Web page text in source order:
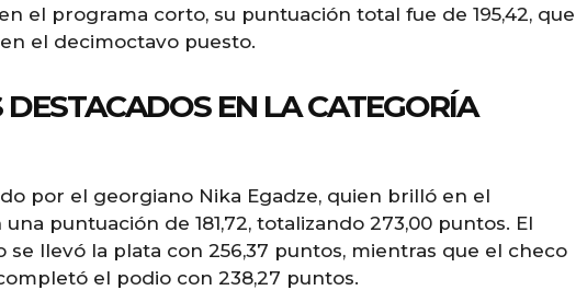
el programa corto, su puntuación total fue de 195,42, que
el decimoctavo puesto.
DESTACADOS EN LA CATEGORÍA
por el georgiano Nika Egadze, quien brilló en el
puntuación de 181,72, totalizando 273,00 puntos. El
se llevó la plata con 256,37 puntos, mientras que el checo
el podio con 238,27 puntos.